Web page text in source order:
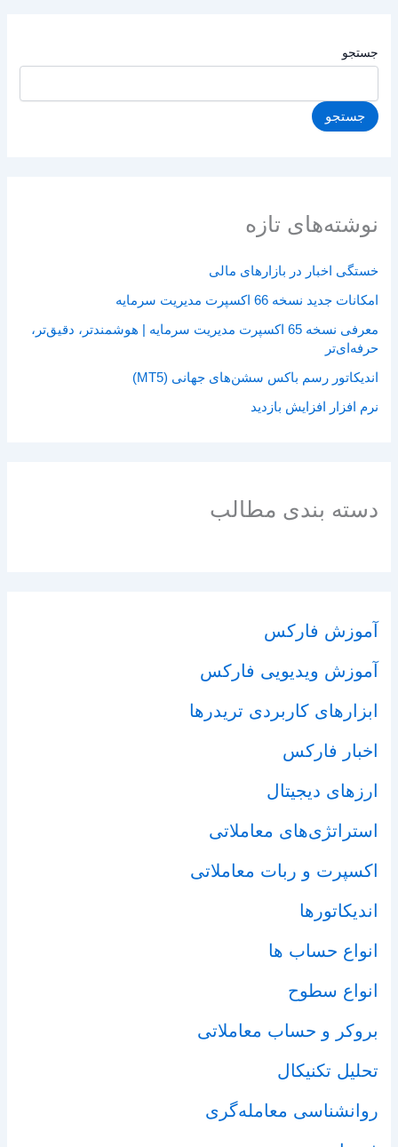
جستجو
جستجو
نوشته‌های تازه
خستگی اخبار در بازارهای مالی
امکانات جدید نسخه 66 اکسپرت مدیریت سرمایه
معرفی نسخه 65 اکسپرت مدیریت سرمایه | هوشمندتر، دقیق‌تر،
حرفه‌ای‌تر
اندیکاتور رسم باکس سشن‌های جهانی (MT5)
نرم افزار افزایش بازدید
دسته بندی مطالب
آموزش فارکس
آموزش ویدیویی فارکس
ابزارهای کاربردی تریدرها
اخبار فارکس
ارزهای دیجیتال
استراتژی‌های معاملاتی
اکسپرت و ربات معاملاتی
اندیکاتورها
انواع حساب ها
انواع سطوح
بروکر و حساب معاملاتی
تحلیل تکنیکال
روانشناسی معامله‌گری